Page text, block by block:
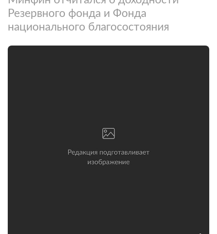
Резервного фонда и Фонда
национального благосостояния